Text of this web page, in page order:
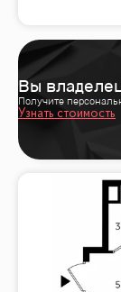
Вы
Получите
Узнать стоимость